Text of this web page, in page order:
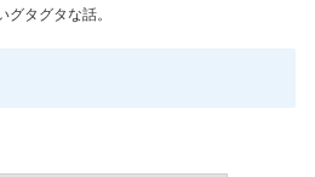
グタグタな話。